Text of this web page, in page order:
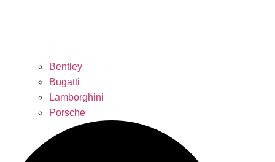
Bentley
Bugatti
Lamborghini
Porsche